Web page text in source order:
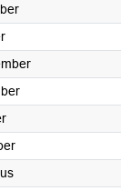
2026
2026
2026
2026
2026
2026
2026